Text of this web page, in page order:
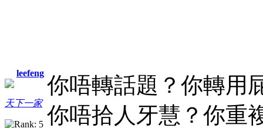
leefeng
天下一家
你唔轉話題？你轉用
你唔拾人牙慧？你重